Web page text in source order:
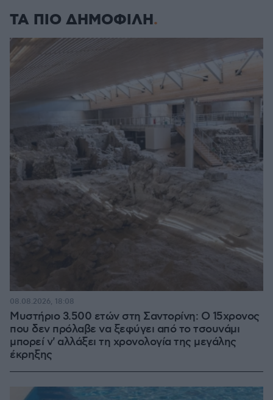
ΤΑ ΠΙΟ ΔΗΜΟΦΙΛΗ
Μυστήριο 3.500 ετών στη Σαντορίνη: Ο 15χρονος
που δεν πρόλαβε να ξεφύγει από το τσουνάμι
μπορεί ν' αλλάξει τη χρονολογία της μεγάλης
έκρηξης
08.08.2026, 18:08